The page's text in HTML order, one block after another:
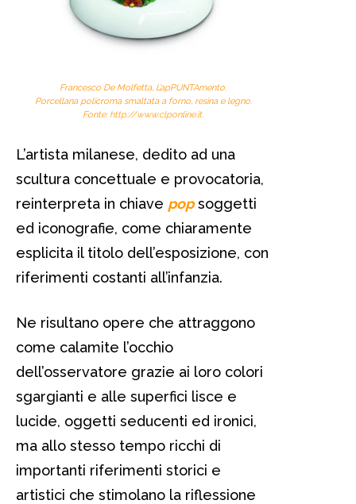
Francesco De Molfetta, L’apPUNTAmento.
Porcellana policroma smaltata a forno, resina e legno.
Fonte: http://www.clponline.it.
L’artista milanese, dedito ad una
scultura concettuale e provocatoria,
reinterpreta in chiave popsoggetti
ed iconografie, come chiaramente
esplicita il titolo dell’esposizione, con
riferimenti costanti all’infanzia.
Ne risultano opere che attraggono
come calamite l’occhio
dell’osservatore grazie ai loro colori
sgargianti e alle superfici lisce e
lucide, oggetti seducenti ed ironici,
ma allo stesso tempo ricchi di
importanti riferimenti storici e
artistici che stimolano la riflessione